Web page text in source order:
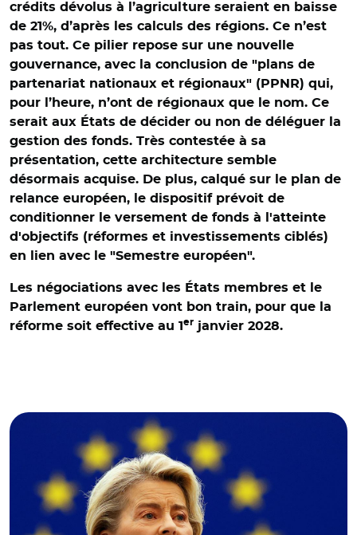
crédits dévolus à l’agriculture seraient en baisse
de 21%, d’après les calculs des régions. Ce n’est
pas tout. Ce pilier repose sur une nouvelle
gouvernance, avec la conclusion de "plans de
partenariat nationaux et régionaux" (PPNR) qui,
pour l’heure, n’ont de régionaux que le nom. Ce
serait aux États de décider ou non de déléguer la
gestion des fonds. Très contestée à sa
présentation, cette architecture semble
désormais acquise. De plus, calqué sur le plan de
relance européen, le dispositif prévoit de
conditionner le versement de fonds à l'atteinte
d'objectifs (réformes et investissements ciblés)
en lien avec le "Semestre européen".
Les négociations avec les États membres et le
Parlement européen vont bon train, pour que la
réforme soit effective au 1 er janvier 2028.